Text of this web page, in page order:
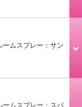
ームスプレー：サン
ームスプレー：スパ